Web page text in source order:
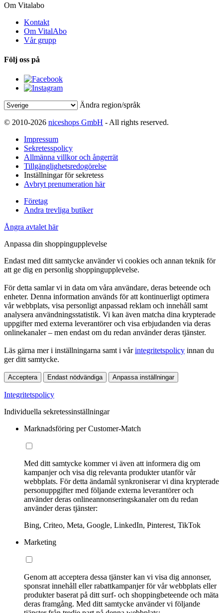
Om Vitalabo
Kontakt
Om VitalAbo
Vår grupp
Följ oss på
Ändra region/språk
© 2010-2026 niceshops GmbH - All rights reserved.
Impressum
Sekretesspolicy
Allmänna villkor och ångerrät
Tillgänglighetsredogörelse
Inställningar för sekretess
Avbryt prenumeration här
Företag
Andra trevliga butiker
Ångra avtalet här
Anpassa din shoppingupplevelse
Endast med ditt samtycke använder vi cookies och annan teknik för
att ge dig en personlig shoppingupplevelse.
För detta samlar vi in data om våra användare, deras beteende och
enheter. Denna information används för att kontinuerligt optimera
vår webbplats, visa personligt anpassad reklam och innehåll samt
analysera användningsstatistik. Vi kan även matcha dina krypterade
uppgifter med externa leverantörer och visa erbjudanden via deras
onlinekanaler – men endast om du redan använder deras tjänster.
Läs gärna mer i inställningarna samt i vårintegritetspolicy innan du
ger ditt samtycke.
Acceptera Endast nödvändiga Anpassa inställningar
Integritetspolicy
Individuella sekretessinställningar
Marknadsföring per Customer-Match
Med ditt samtycke kommer vi även att informera dig om
kampanjer och visa dig relevanta produkter utanför vår
webbplats. För detta ändamål synkroniserar vi dina krypterade
personuppgifter med följande externa leverantörer och
använder deras onlineannonseringskanaler om du redan
använder deras tjänster:
Bing, Criteo, Meta, Google, LinkedIn, Pinterest, TikTok
Marketing
Genom att acceptera dessa tjänster kan vi visa dig annonser,
sponsrat innehåll eller rabattkampanjer för vår webbplats eller
produkter baserat på ditt surf- och shoppingbeteende och mäta
deras framgång. Med ditt samtycke använder vi följande